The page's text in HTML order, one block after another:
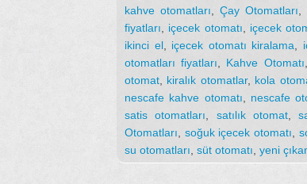
için
kahve otomatları
Çay Otomatları
fiyatları
içecek otomatı içecek
ikinci el, içecek otomatı kiralama
otomatları fiyatları
Kahve Otomatı
otomat
kiralık otomatlar, kola
nescafe kahve otomatı
nescafe
satis otomatları
satılık otomat,
Otomatları
soğuk içecek otomatı
su otomatları süt otomatı yeni